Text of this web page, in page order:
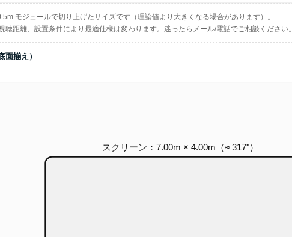
モジュールで切り上げたサイズです（理論値より大きくなる場合があります）。
聴距離、設置条件により最適仕様は変わります。迷ったらメール/電話でご相談ください。
揃え）
スクリーン：7.00m × 4.00m（≈ 317"）